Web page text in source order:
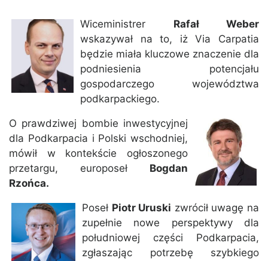
Wiceministrer Rafał Weber
wskazywał na to, iż Via Carpatia
będzie miała kluczowe znaczenie dla
podniesienia potencjału
gospodarczego województwa
podkarpackiego.
O prawdziwej bombie inwestycyjnej
dla Podkarpacia i Polski wschodniej,
mówił w kontekście ogłoszonego
przetargu, europoseł Bogdan
Rzońca.
Poseł Piotr Uruski zwrócił uwagę na
zupełnie nowe perspektywy dla
południowej części Podkarpacia,
zgłaszając potrzebę szybkiego